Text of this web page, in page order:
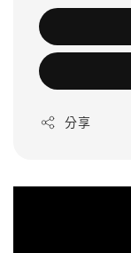
分享